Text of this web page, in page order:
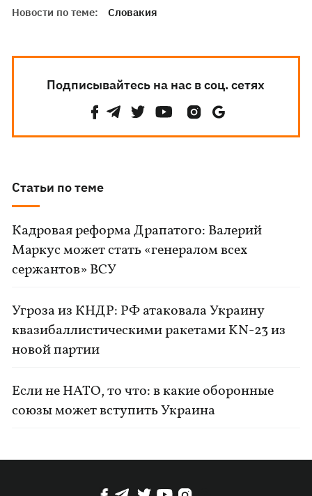
Новости по теме: Словакия
Подписывайтесь на нас в соц. сетях
Статьи по теме
Кадровая реформа Драпатого: Валерий
Маркус может стать «генералом всех
сержантов» ВСУ
Угроза из КНДР: РФ атаковала Украину
квазибаллистическими ракетами KN-23 из
новой партии
Если не НАТО, то что: в какие оборонные
союзы может вступить Украина